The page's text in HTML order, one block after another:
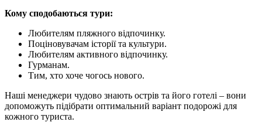
Кому сподобаються тури:
Любителям пляжного відпочинку.
Поціновувачам історії та культури.
Любителям активного відпочинку.
Гурманам.
Тим, хто хоче чогось нового.
Наші менеджери чудово знають острів та його готелі – вони
допоможуть підібрати оптимальний варіант подорожі для
кожного туриста.